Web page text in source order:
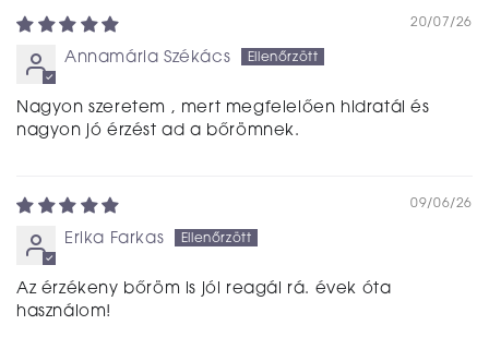
20/07/26
Annamária Székács
Nagyon szeretem , mert megfelelően hidratál és
nagyon jó érzést ad a bőrömnek.
09/06/26
Erika Farkas
Az érzékeny bőröm is jól reagál rá. évek óta
használom!